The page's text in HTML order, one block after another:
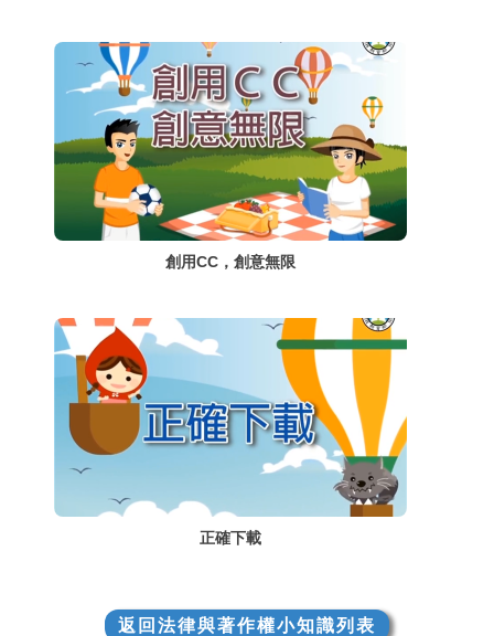
創用CC，創意無限
正確下載
返回法律與著作權小知識列表